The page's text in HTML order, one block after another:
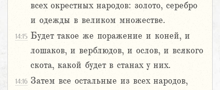
всех окрестных народов: золото, серебро
и одежды в великом множестве.
14:15 Будет такое же поражение и коней, и
лошаков, и верблюдов, и ослов, и всякого
скота, какой будет в станах у них.
14:16 Затем все остальные из всех народов,